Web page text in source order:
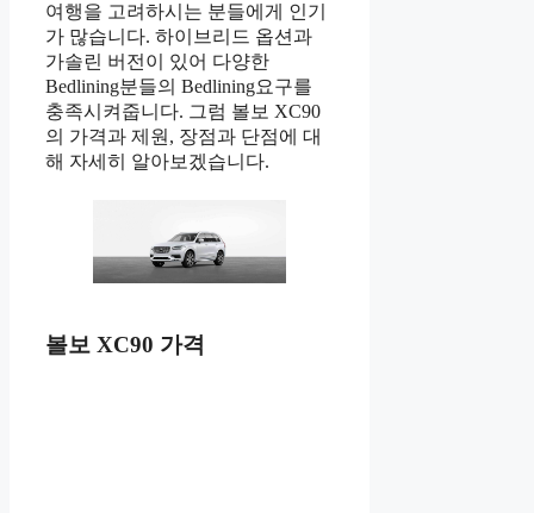
여행을 고려하시는 분들에게 인기
가 많습니다. 하이브리드 옵션과
가솔린 버전이 있어 다양한
Bedlining분들의 Bedlining요구를
충족시켜줍니다. 그럼 볼보 XC90
의 가격과 제원, 장점과 단점에 대
해 자세히 알아보겠습니다.
볼보 XC90 가격